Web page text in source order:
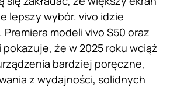
lepszy wybór. vivo idzie
modeli vivo S50 oraz
pokazuje, że w 2025 roku wciąż
bardziej poręczne,
z wydajności, solidnych